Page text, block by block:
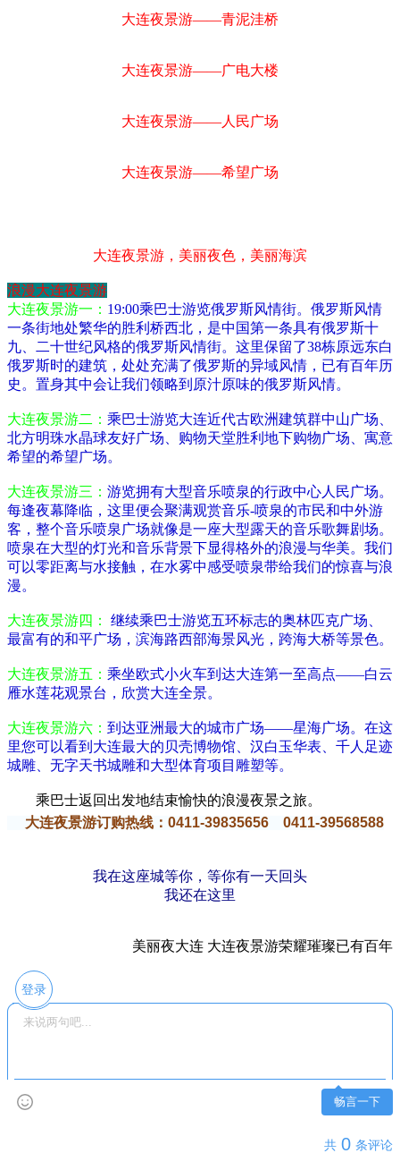
大连夜景游——青泥洼桥
大连夜景游——广电大楼
大连夜景游——人民广场
大连夜景游——希望广场
大连夜景游，美丽夜色，美丽海滨
浪漫大连夜景游
大连夜景游一： 19:00乘巴士游览俄罗斯风情街。俄罗斯风情
一条街地处繁华的胜利桥西北，是中国第一条具有俄罗斯十
九、二十世纪风格的俄罗斯风情街。这里保留了38栋原远东白
俄罗斯时的建筑，处处充满了俄罗斯的异域风情，已有百年历
史。置身其中会让我们领略到原汁原味的俄罗斯风情。
大连夜景游二： 乘巴士游览大连近代古欧洲建筑群中山广场、
北方明珠水晶球友好广场、购物天堂胜利地下购物广场、寓意
希望的希望广场。
大连夜景游三： 游览拥有大型音乐喷泉的行政中心人民广场。
每逢夜幕降临，这里便会聚满观赏音乐-喷泉的市民和中外游
客，整个音乐喷泉广场就像是一座大型露天的音乐歌舞剧场。
喷泉在大型的灯光和音乐背景下显得格外的浪漫与华美。我们
可以零距离与水接触，在水雾中感受喷泉带给我们的惊喜与浪
漫。
大连夜景游四： 继续乘巴士游览五环标志的奥林匹克广场、
最富有的和平广场，滨海路西部海景风光，跨海大桥等景色。
大连夜景游五： 乘坐欧式小火车到达大连第一至高点——白云
雁水莲花观景台，欣赏大连全景。
大连夜景游六： 到达亚洲最大的城市广场——星海广场。在这
里您可以看到大连最大的贝壳博物馆、汉白玉华表、千人足迹
城雕、无字天书城雕和大型体育项目雕塑等。
乘巴士返回出发地结束愉快的浪漫夜景之旅。
大连夜景游订购热线：0411-39835656 0411-39568588
我在这座城等你，等你有一天回头
我还在这里
美丽夜大连 大连夜景游荣耀璀璨已有百年
登录
畅言一下
共 0 条评论